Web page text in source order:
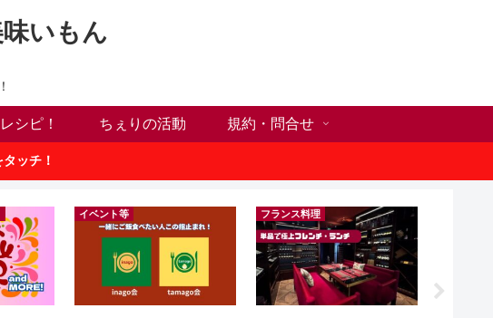
いもん
シピ！ ちぇりの活動 規約・問合せ
ッチ！
イベント等 フランス料理